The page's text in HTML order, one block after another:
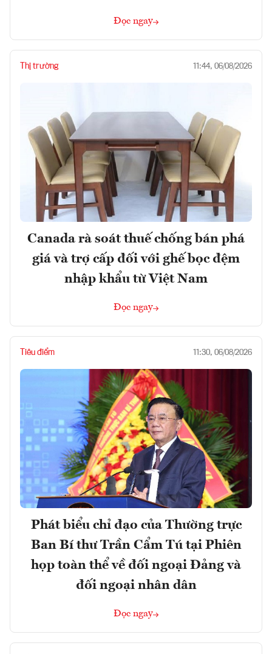
Đọc ngay
Thị trường 11:44, 06/08/2026
Canada rà soát thuế chống bán phá
giá và trợ cấp đối với ghế bọc đệm
nhập khẩu từ Việt Nam
Đọc ngay
Tiêu điểm 11:30, 06/08/2026
Phát biểu chỉ đạo của Thường trực
Ban Bí thư Trần Cẩm Tú tại Phiên
họp toàn thể về đối ngoại Đảng và
đối ngoại nhân dân
Đọc ngay